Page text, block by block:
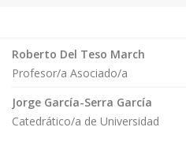
Roberto Del Teso March
Profesor/a Asociado/a
Jorge García-Serra García
Catedrático/a de Universidad